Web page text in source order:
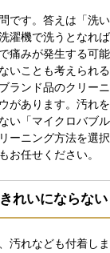
です。答えは「洗
濯機で洗うとなれ
痛みが発生する可
いことも考えられる
ランド品のクリー
があります。汚れ
い「マイクロバブ
ーニング方法を選
お任せください。
れいにならない
汚れなども付着し